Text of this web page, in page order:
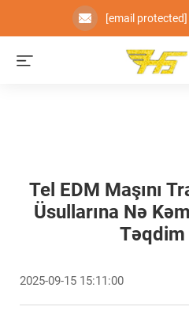
[email protected]
Tel EDM Maşını
Üsullarına Nə
Təqdim
2025-09-15 15:11:00